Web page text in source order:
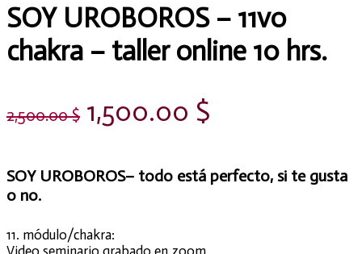
SOY UROBOROS – 11vo
chakra – taller online 10 hrs.
2,500.00$ 1,500.00 $
SOY UROBOROS– todo está perfecto, si te gusta
o no.
11. módulo/chakra:
Video seminario grabado en zoom